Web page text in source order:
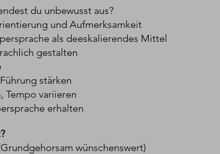
du unbewusst aus?
und Aufmerksamkeit
als deeskalierendes Mittel
gestalten
stärken
Tempo variieren
erhalten
wünschenswert)